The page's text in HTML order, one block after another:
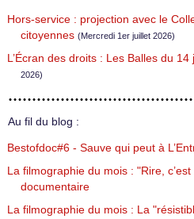
Hors-service : projection avec le
citoyennes (Mercredi 1er juillet 2026)
L’Écran des droits : Les Balles du
2026)
Au fil du blog :
Bestofdoc#6 - Sauve qui peut à
La filmographie du mois : "Rire,
documentaire
La filmographie du mois : La